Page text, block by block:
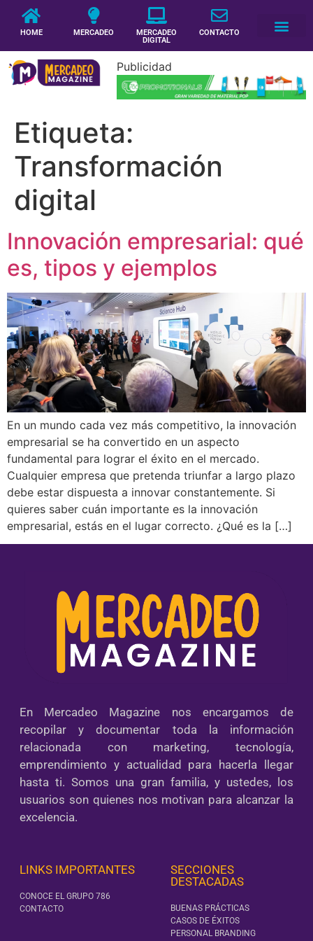
HOME MERCADEO
MERCADEO
DIGITAL
CONTACTO
Publicidad
Etiqueta:
Transformación
digital
Innovación empresarial: qué
es, tipos y ejemplos
En un mundo cada vez más competitivo, la innovación
empresarial se ha convertido en un aspecto
fundamental para lograr el éxito en el mercado.
Cualquier empresa que pretenda triunfar a largo plazo
debe estar dispuesta a innovar constantemente. Si
quieres saber cuán importante es la innovación
empresarial, estás en el lugar correcto. ¿Qué es la […]
En Mercadeo Magazine nos encargamos de
recopilar y documentar toda la información
relacionada con marketing, tecnología,
emprendimiento y actualidad para hacerla llegar
hasta ti. Somos una gran familia, y ustedes, los
usuarios son quienes nos motivan para alcanzar la
excelencia.
LINKS IMPORTANTES
CONOCE EL GRUPO 786
CONTACTO
SECCIONES
DESTACADAS
BUENAS PRÁCTICAS
CASOS DE ÉXITOS
PERSONAL BRANDING